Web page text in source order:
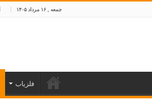
جمعه , ۱۶ مرداد ۱۴۰۵
فلزیاب